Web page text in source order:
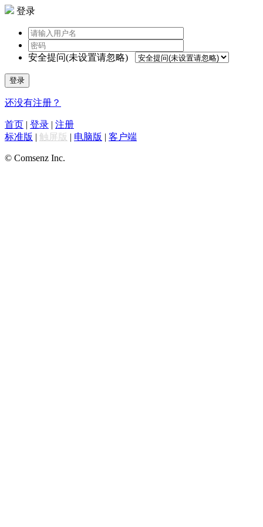
登录
安全提问(未设置请忽略)
登录
还没有注册？
首页 | 登录 | 注册
标准版 | 触屏版 | 电脑版 | 客户端
© Comsenz Inc.